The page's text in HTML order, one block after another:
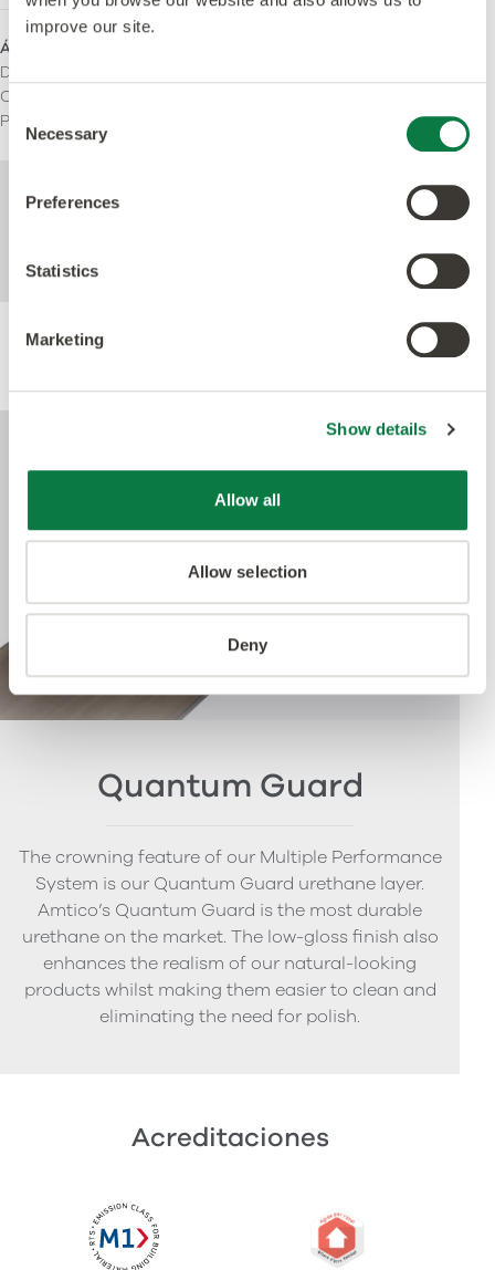
improve our site.
Consent
Selection
Necessary
Preferences
Statistics
Marketing
Show details
Allow all
Allow selection
Deny
Áreas de uso
Doméstico
Comercial ligero
Pesado Comercial
este producto, consulte el documento de
su descarga al pie de la página.
Quantum Guard
The crowning feature of our Multiple Performance
System is our Quantum Guard urethane layer.
Amtico’s Quantum Guard is the most durable
urethane on the market. The low-gloss finish also
enhances the realism of our natural-looking
products whilst making them easier to clean and
eliminating the need for polish.
Acreditaciones